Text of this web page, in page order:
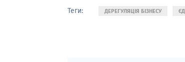
Теги: ДЕРЕГУЛЯЦІЯ БІЗНЕСУ